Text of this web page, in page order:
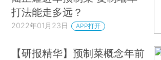
打法能走多远？
2022年01月23日 APP打开
【研报精华】预制菜概念年前